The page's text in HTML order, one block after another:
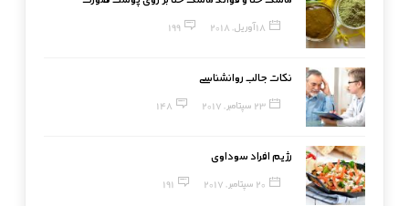
18 آوریل, 2018 199
نکات جالب روانشناسی
23 سپتامبر, 2017 148
رژیم افراد سوداوی
20 سپتامبر, 2017 191